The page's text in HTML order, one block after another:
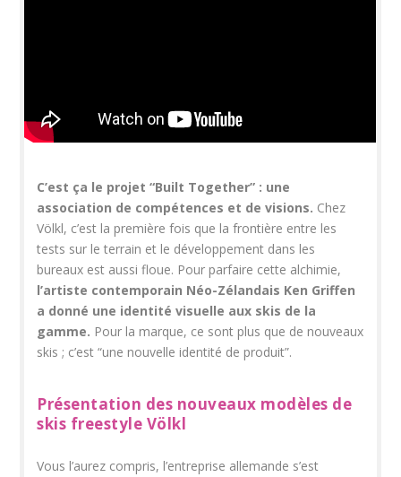
C’est ça le projet “Built Together” : une
association de compétences et de visions. Chez
Völkl, c’est la première fois que la frontière entre les
tests sur le terrain et le développement dans les
bureaux est aussi floue. Pour parfaire cette alchimie,
l’artiste contemporain Néo-Zélandais Ken Griffen
a donné une identité visuelle aux skis de la
gamme. Pour la marque, ce sont plus que de nouveaux
skis ; c’est “une nouvelle identité de produit”.
Présentation des nouveaux modèles de
skis freestyle Völkl
Vous l’aurez compris, l’entreprise allemande s’est